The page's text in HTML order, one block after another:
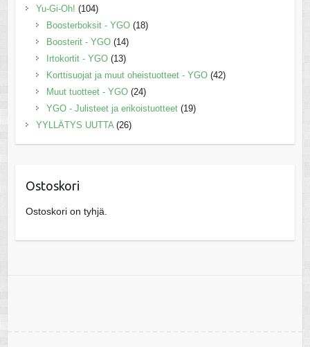
Yu-Gi-Oh! (104)
Boosterboksit - YGO (18)
Boosterit - YGO (14)
Irtokortit - YGO (13)
Korttisuojat ja muut oheistuotteet - YGO (42)
Muut tuotteet - YGO (24)
YGO - Julisteet ja erikoistuotteet (19)
YYLLÄTYS UUTTA (26)
Ostoskori
Ostoskori on tyhjä.